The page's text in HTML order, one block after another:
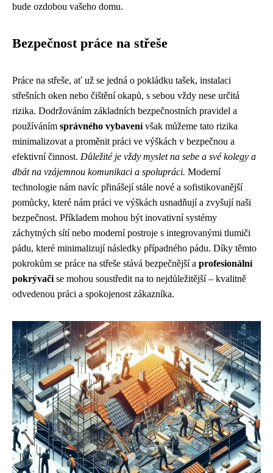
bude ozdobou vašeho domu.
Bezpečnost práce na střeše
Práce na střeše, ať už se jedná o pokládku tašek, instalaci
střešních oken nebo čištění okapů, s sebou vždy nese určitá
rizika. Dodržováním základních bezpečnostních pravidel a
používáním správného vybavenívšak můžeme tato rizika
minimalizovat a proměnit práci ve výškách v bezpečnou a
efektivní činnost. Důležité je vždy myslet na sebe a své kolegy a
dbát na vzájemnou komunikaci a spolupráci. Moderní
technologie nám navíc přinášejí stále nové a sofistikovanější
pomůcky, které nám práci ve výškách usnadňují a zvyšují naši
bezpečnost. Příkladem mohou být inovativní systémy
záchytných sítí nebo moderní postroje s integrovanými tlumiči
pádu, které minimalizují následky případného pádu. Díky těmto
pokrokům se práce na střeše stává bezpečnější a profesionální
pokrývači se mohou soustředit na to nejdůležitější – kvalitně
odvedenou práci a spokojenost zákazníka.